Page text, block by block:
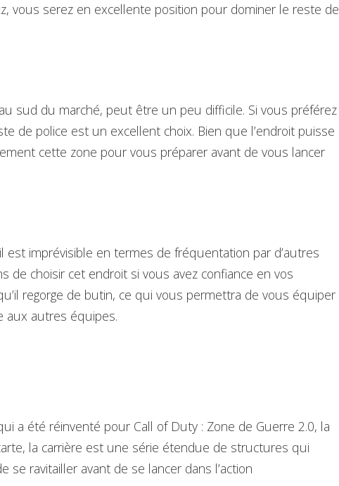
vous serez en excellente position pour dominer le reste de
sud du marché, peut être un peu difficile. Si vous préférez
de police est un excellent choix. Bien que l’endroit puisse
cette zone pour vous préparer avant de vous lancer
est imprévisible en termes de fréquentation par d’autres
de choisir cet endroit si vous avez confiance en vos
regorge de butin, ce qui vous permettra de vous équiper
aux autres équipes.
a été réinventé pour Call of Duty : Zone de Guerre 2.0, la
la carrière est une série étendue de structures qui
ravitailler avant de se lancer dans l’action